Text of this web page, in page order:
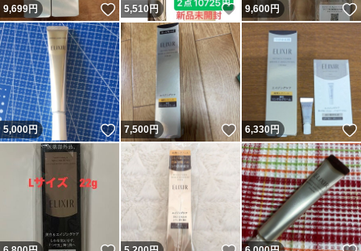
9,699円 いいね！
5,510円 いいね！
9,600円
5,000円 いいね！
7,500円 いいね！
6,330円